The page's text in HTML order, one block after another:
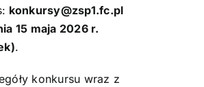
konkursy@zsp1.fc.pl
15 maja 2026 r.
.
konkursu wraz z